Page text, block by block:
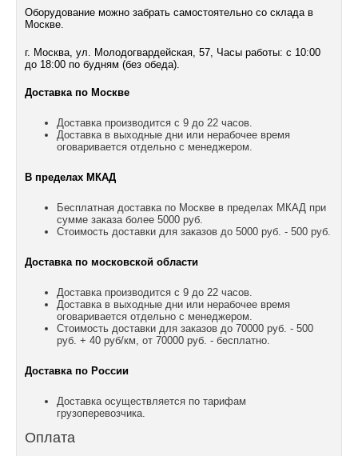
Оборудование можно забрать самостоятельно со склада в
Москве.
г. Москва, ул. Молодогвардейская, 57, Часы работы: с 10:00
до 18:00 по будням (без обеда).
Доставка по Москве
Доставка производится с 9 до 22 часов.
Доставка в выходные дни или нерабочее время
оговаривается отдельно с менеджером.
В пределах МКАД
Бесплатная доставка по Москве в пределах МКАД при
сумме заказа более 5000 руб.
Стоимость доставки для заказов до 5000 руб. - 500 руб.
Доставка по московской области
Доставка производится с 9 до 22 часов.
Доставка в выходные дни или нерабочее время
оговаривается отдельно с менеджером.
Стоимость доставки для заказов до 70000 руб. - 500
руб. + 40 руб/км, от 70000 руб. - бесплатно.
Доставка по России
Доставка осуществляется по тарифам
грузоперевозчика.
Оплата